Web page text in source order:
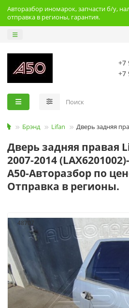
Авторазбор иномарок, запчасти б/у,
отправка в регионы, гарантия.
+7
+7
Брэнд Lifan Дверь задняя
Дверь задняя правая
2007-2014
А50-Авторазбор по
Отправка в регионы.
48707